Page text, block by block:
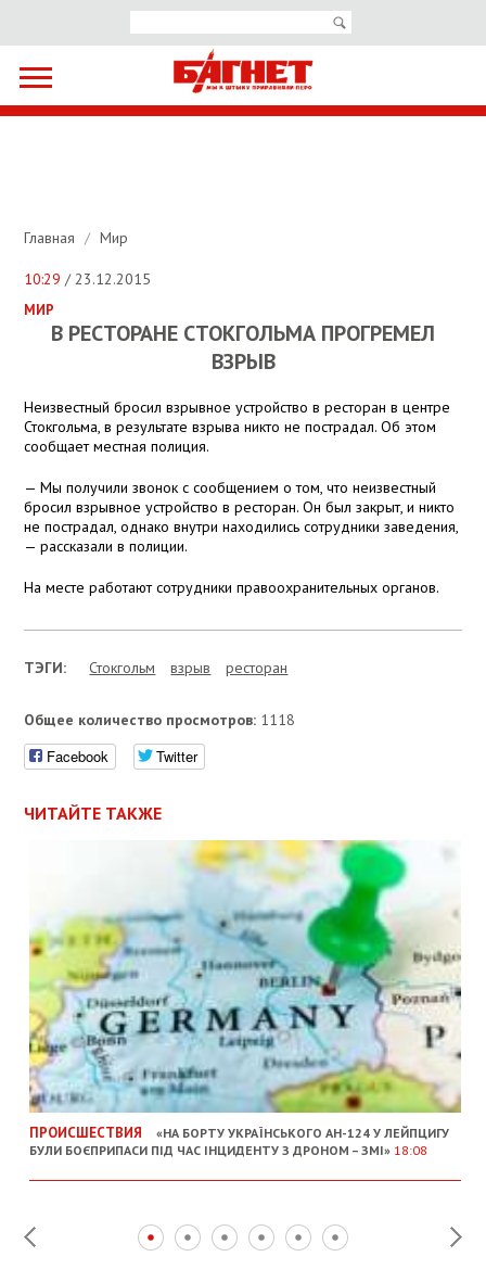
Главная / Мир
10:29 / 23.12.2015
МИР
В РЕСТОРАНЕ СТОКГОЛЬМА ПРОГРЕМЕЛ
ВЗРЫВ
Неизвестный бросил взрывное устройство в ресторан в центре
Стокгольма, в результате взрыва никто не пострадал. Об этом
сообщает местная полиция.
— Мы получили звонок с сообщением о том, что неизвестный
бросил взрывное устройство в ресторан. Он был закрыт, и никто
не пострадал, однако внутри находились сотрудники заведения,
— рассказали в полиции.
На месте работают сотрудники правоохранительных органов.
ТЭГИ: Стокгольм взрыв ресторан
Общее количество просмотров: 1118
Facebook Twitter
ЧИТАЙТЕ ТАКЖЕ
ПРОИСШЕСТВИЯ
«НА БОРТУ УКРАЇНСЬКОГО АН-124 У ЛЕЙПЦИГУ
БУЛИ БОЄПРИПАСИ ПІД ЧАС ІНЦИДЕНТУ З ДРОНОМ – ЗМІ» 18:08